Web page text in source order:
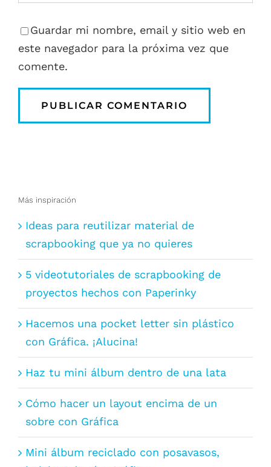
Guardar mi nombre, email y sitio web en
este navegador para la próxima vez que
comente.
Más inspiración
Ideas para reutilizar material de
scrapbooking que ya no quieres
5 videotutoriales de scrapbooking de
proyectos hechos con Paperinky
Hacemos una pocket letter sin plástico
con Gráfica. ¡Alucina!
Haz tu mini álbum dentro de una lata
Cómo hacer un layout encima de un
sobre con Gráfica
Mini álbum reciclado con posavasos,